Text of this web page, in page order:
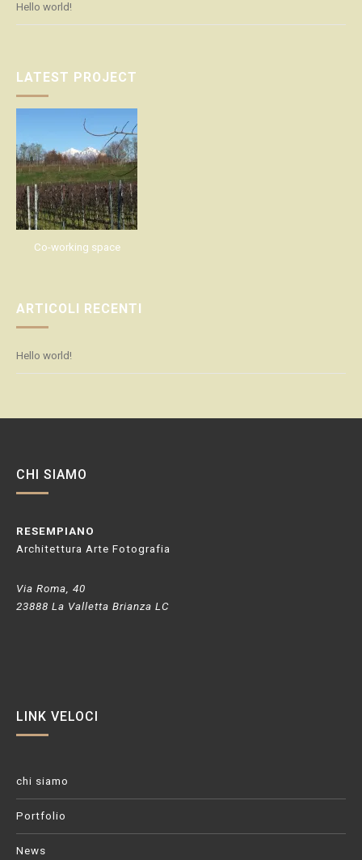
Hello world!
LATEST PROJECT
Co-working space
ARTICOLI RECENTI
Hello world!
CHI SIAMO
RESEMPIANO
Architettura Arte Fotografia
Via Roma, 40
23888 La Valletta Brianza LC
LINK VELOCI
chi siamo
Portfolio
News